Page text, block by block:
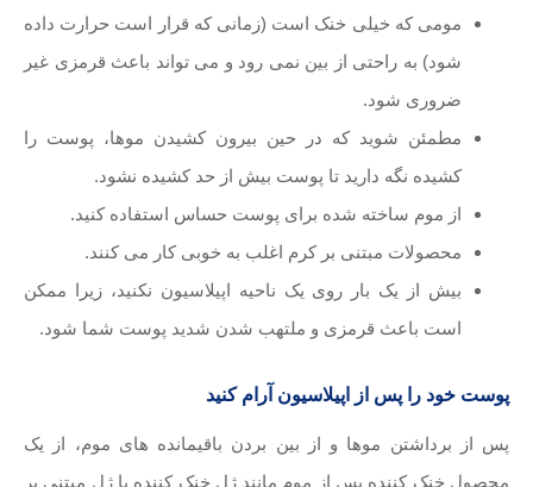
مومی که خیلی خنک است (زمانی که قرار است حرارت داده
شود) به راحتی از بین نمی رود و می تواند باعث قرمزی غیر
ضروری شود.
مطمئن شوید که در حین بیرون کشیدن موها، پوست را
کشیده نگه دارید تا پوست بیش از حد کشیده نشود.
از موم ساخته شده برای پوست حساس استفاده کنید.
محصولات مبتنی بر کرم اغلب به خوبی کار می کنند.
بیش از یک بار روی یک ناحیه اپیلاسیون نکنید، زیرا ممکن
است باعث قرمزی و ملتهب شدن شدید پوست شما شود.
پوست خود را پس از اپیلاسیون آرام کنید
پس از برداشتن موها و از بین بردن باقیمانده های موم، از یک
محصول خنک کننده پس از موم مانند ژل خنک کننده یا ژل مبتنی بر